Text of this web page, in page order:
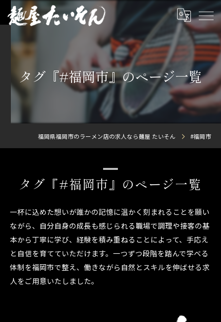
タグ『#福岡市』のページ一覧
福岡県福岡市のラーメン店の求人なら麺屋 たいそん #福岡市
タグ『#福岡市』のページ一覧
一杯に込めた想いが誰かの記憶に温かく刻まれることを願い
ながら、自分自身の成長も感じられる職場で調理や接客の基
本から丁寧に学び、経験を積み重ねることによって、手応え
と自信を育てていただけます。一つずつ段階を踏んで学べる
体制を福岡市で整え、働きながら自然とスキルを伸ばせる求
人をご用意いたしました。